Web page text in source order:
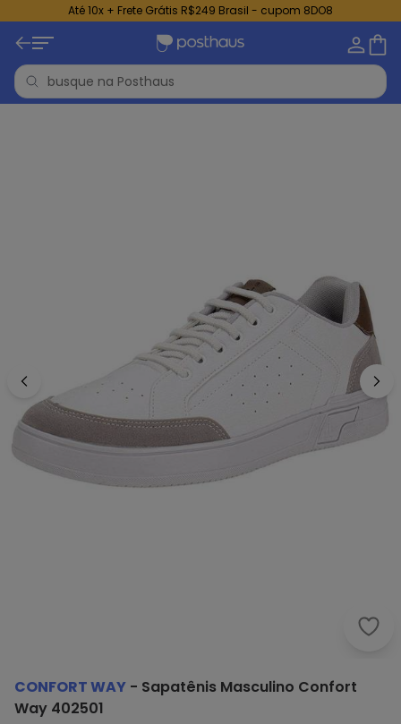
Até 10x + Frete Grátis R$249 Brasil - cupom 8DO8
CONFORT WAY - Sapatênis Masculino Confort
Way 402501